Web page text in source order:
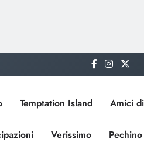
Temptation Island Amici
Verissimo